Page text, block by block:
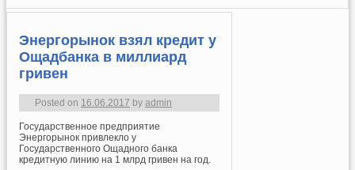
Энергорынок взял кредит у
Ощадбанка в миллиард
гривен
Posted on 16.06.2017 by admin
Государственное предприятие
Энергорынок привлекло у
Государственного Ощадного банка
кредитную линию на 1 млрд гривен на год.